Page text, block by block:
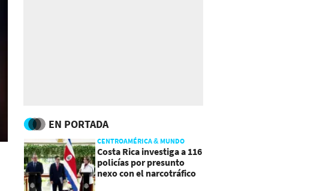
EN PORTADA
CENTROAMÉRICA & MUNDO
Costa Rica investiga a 116
policías por presunto
nexo con el narcotráfico